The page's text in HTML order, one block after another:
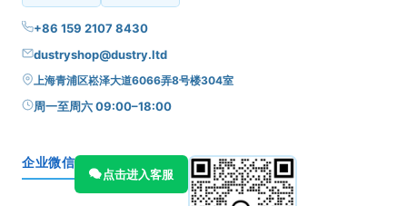
+86 159 2107 8430
dustryshop@dustry.ltd
上海青浦区崧泽大道6066弄8号楼304室
周一至周六 09:00–18:00
企业微信
点击进入客服